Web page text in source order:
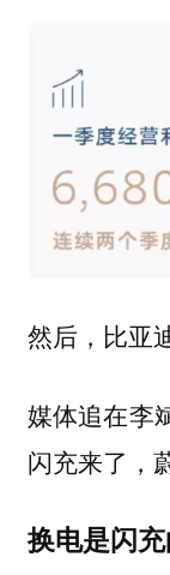
然后，比亚
媒体追在李
闪充来了，
换电是闪